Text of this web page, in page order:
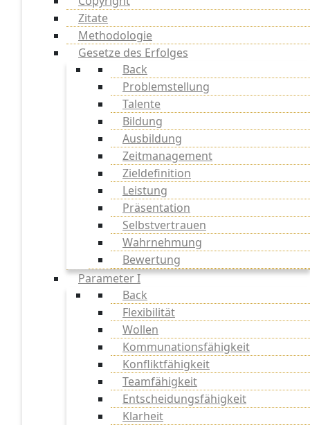
Zitate
Methodologie
Gesetze des Erfolges
Back
Problemstellung
Talente
Bildung
Ausbildung
Zeitmanagement
Zieldefinition
Leistung
Präsentation
Selbstvertrauen
Wahrnehmung
Bewertung
Parameter I
Back
Flexibilität
Wollen
Kommunationsfähigkeit
Konfliktfähigkeit
Teamfähigkeit
Entscheidungsfähigkeit
Klarheit